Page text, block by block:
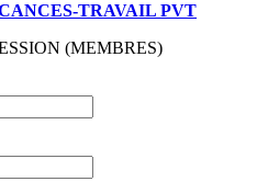
TRAVAIL PVT
(MEMBRES)